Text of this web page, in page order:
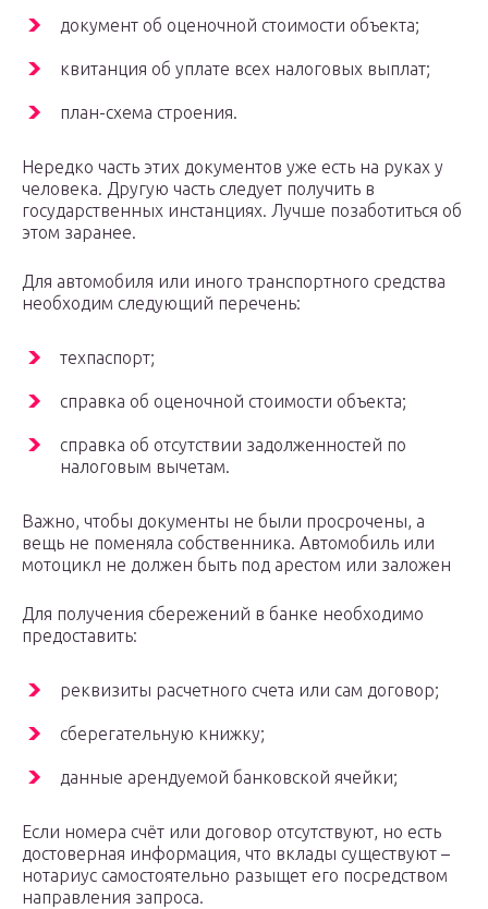
документ об оценочной стоимости объекта;
квитанция об уплате всех налоговых выплат;
план-схема строения.
Нередко часть этих документов уже есть на руках у
человека. Другую часть следует получить в
государственных инстанциях. Лучше позаботиться об
этом заранее.
Для автомобиля или иного транспортного средства
необходим следующий перечень:
техпаспорт;
справка об оценочной стоимости объекта;
справка об отсутствии задолженностей по
налоговым вычетам.
Важно, чтобы документы не были просрочены, а
вещь не поменяла собственника. Автомобиль или
мотоцикл не должен быть под арестом или заложен
Для получения сбережений в банке необходимо
предоставить:
реквизиты расчетного счета или сам договор;
сберегательную книжку;
данные арендуемой банковской ячейки;
Если номера счёт или договор отсутствуют, но есть
достоверная информация, что вклады существуют –
нотариус самостоятельно разыщет его посредством
направления запроса.